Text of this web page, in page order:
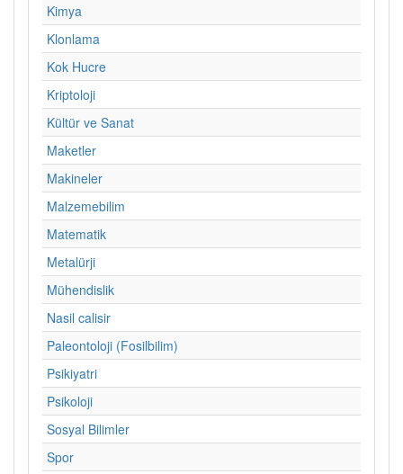
Kimya
Klonlama
Kok Hucre
Kriptoloji
Kültür ve Sanat
Maketler
Makineler
Malzemebilim
Matematik
Metalürji
Mühendislik
Nasil calisir
Paleontoloji (Fosilbilim)
Psikiyatri
Psikoloji
Sosyal Bilimler
Spor